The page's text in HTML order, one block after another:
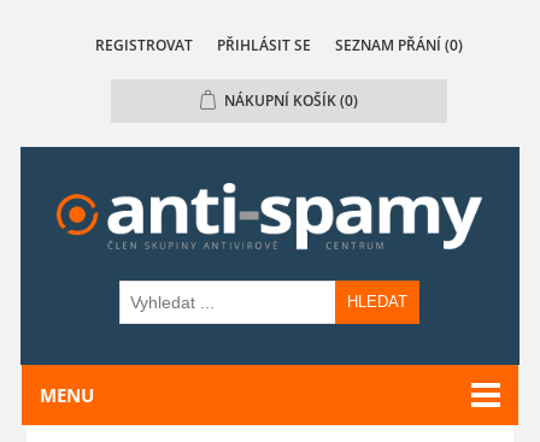
REGISTROVAT PŘIHLÁSIT SE SEZNAM PŘÁNÍ (0)
NÁKUPNÍ KOŠÍK(0)
HLEDAT
MENU